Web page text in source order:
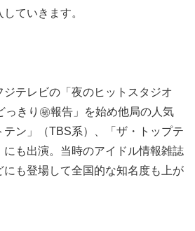
ていきます。
テレビの「夜のヒットスタジオ
っきり㊙︎報告」を始め他局の人気
ン」（TBS系）、「ザ・トップテ
にも出演。当時のアイドル情報雑誌
にも登場して全国的な知名度も上が